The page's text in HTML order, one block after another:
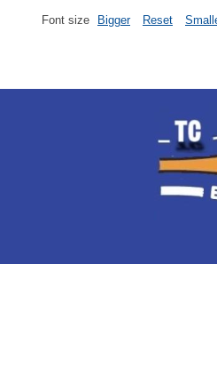
Font size Bigger Reset